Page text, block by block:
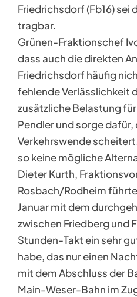
Friedrichsdorf (Fb16) sei
tragbar.
Grünen-Fraktionschef
dass auch die direkten
Friedrichsdorf häufig
fehlende Verlässlichkeit
zusätzliche Belastung
Pendler und sorge dafür,
Verkehrswende
so keine mögliche
Dieter Kurth,
Rosbach/Rodheim
Januar mit dem
zwischen Friedberg und
Stunden-Takt ein sehr
habe, das nur einen
mit dem Abschluss der
Main-Weser-Bahn im